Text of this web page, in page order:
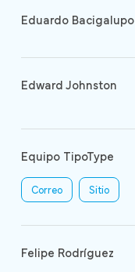
Eduardo Bacigalupo
Edward Johnston
Equipo TipoType
Correo Sitio
Felipe Rodríguez